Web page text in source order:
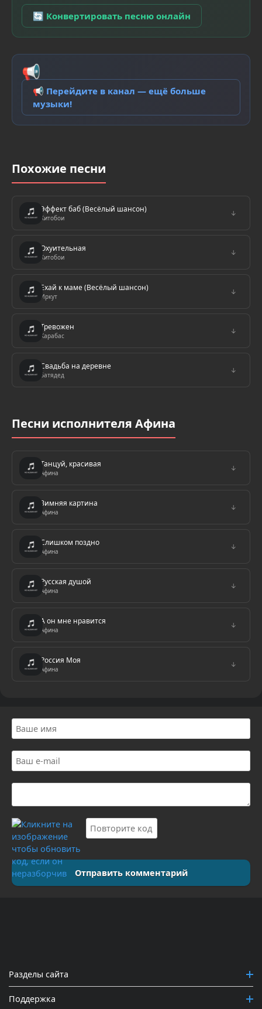
🔄 Конвертировать песню онлайн
📢
📢 Перейдите в канал — ещё больше
музыки!
Похожие песни
Эффект баб (Весёлый шансон)
Хитобои
↓
Охуительная
Хитобои
↓
Ехай к маме (Весёлый шансон)
Иркут
↓
Тревожен
Карабас
↓
Свадьба на деревне
Батядед
↓
Песни исполнителя Афина
Танцуй, красивая
Афина
↓
Зимняя картина
Афина
↓
Слишком поздно
Афина
↓
Русская душой
Афина
↓
А он мне нравится
Афина
↓
Россия Моя
Афина
↓
Отправить комментарий
Разделы сайта
Поддержка